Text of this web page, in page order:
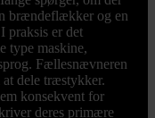
brændeflækker og en
praksis er det
type maskine,
Fællesnævneren
dele træstykker.
konsekvent for
deres primære